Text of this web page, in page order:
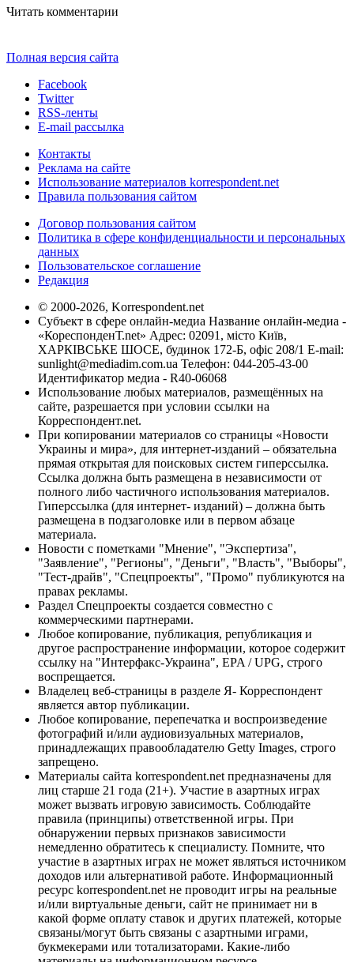
Читать комментарии
Полная версия сайта
Facebook
Twitter
RSS-ленты
E-mail рассылка
Контакты
Реклама на сайте
Использование материалов korrespondent.net
Правила пользования сайтом
Договор пользования сайтом
Политика в сфере конфиденциальности и персональных
данных
Пользовательское соглашение
Редакция
© 2000-2026, Korrespondent.net
Субъект в сфере онлайн-медиа Название онлайн-медиа -
«КореспонденТ.net» Адрес: 02091, місто Київ,
ХАРКІВСЬКЕ ШОСЕ, будинок 172-Б, офіс 208/1 E-mail:
sunlight@mediadim.com.ua Телефон: 044-205-43-00
Идентификатор медиа - R40-06068
Использование любых материалов, размещённых на
сайте, разрешается при условии ссылки на
Корреспондент.net.
При копировании материалов со страницы «Новости
Украины и мира», для интернет-изданий – обязательна
прямая открытая для поисковых систем гиперссылка.
Ссылка должна быть размещена в независимости от
полного либо частичного использования материалов.
Гиперссылка (для интернет- изданий) – должна быть
размещена в подзаголовке или в первом абзаце
материала.
Новости с пометками "Мнение", "Экспертиза",
"Заявление", "Регионы", "Деньги", "Власть", "Выборы",
"Тест-драйв", "Спецпроекты", "Промо" публикуются на
правах рекламы.
Раздел Спецпроекты создается совместно с
коммерческими партнерами.
Любое копирование, публикация, републикация и
другое распространение информации, которое содержит
ссылку на "Интерфакс-Украина", EPA / UPG, строго
воспрещается.
Владелец веб-страницы в разделе Я- Корреспондент
является автор публикации.
Любое копирование, перепечатка и воспроизведение
фотографий и/или аудиовизуальных материалов,
принадлежащих правообладателю Getty Images, строго
запрещено.
Материалы сайта korrespondent.net предназначены для
лиц старше 21 года (21+). Участие в азартных играх
может вызвать игровую зависимость. Соблюдайте
правила (принципы) ответственной игры. При
обнаружении первых признаков зависимости
немедленно обратитесь к специалисту. Помните, что
участие в азартных играх не может являться источником
доходов или альтернативой работе. Информационный
ресурс korrespondent.net не проводит игры на реальные
и/или виртуальные деньги, сайт не принимает ни в
какой форме оплату ставок и других платежей, которые
связаны/могут быть связаны с азартными играми,
букмекерами или тотализаторами. Какие-либо